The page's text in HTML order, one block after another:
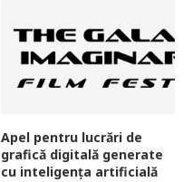
Apel pentru lucrări de
grafică digitală generate
cu inteligența artificială